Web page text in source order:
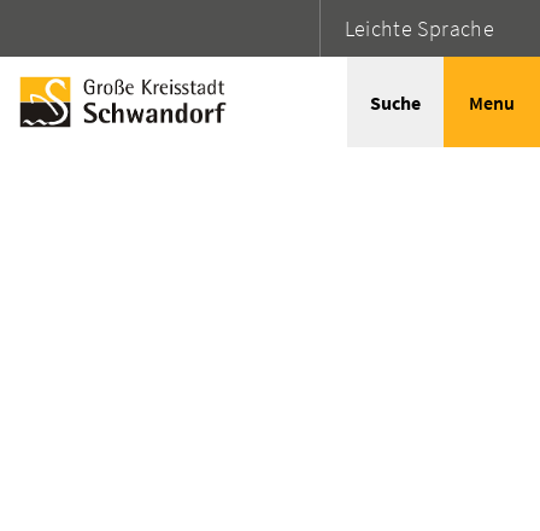
Leichte Sprache
Suche Menu